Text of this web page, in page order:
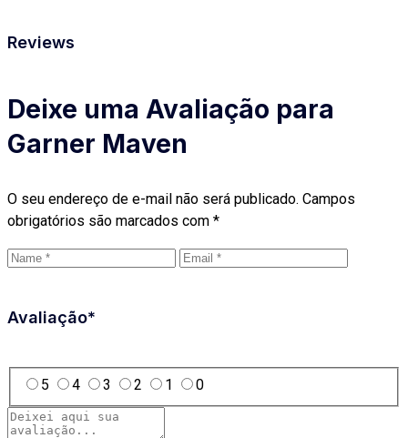
Reviews
Deixe uma Avaliação para
Garner Maven
O seu endereço de e-mail não será publicado. Campos
obrigatórios são marcados com *
Avaliação*
5 4 3 2 1 0